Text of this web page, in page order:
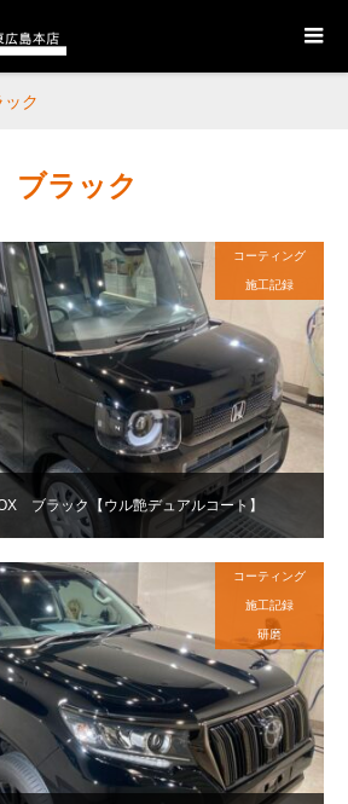
ック
ブラック
ブラック【ウル艶デュアルコート】
コーティング
施工記録
コーティング
施工記録
研磨